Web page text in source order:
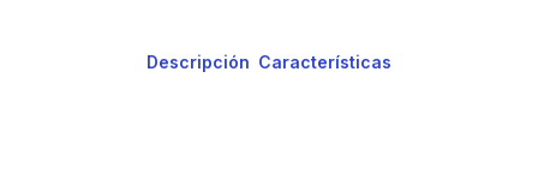
Descripción Características